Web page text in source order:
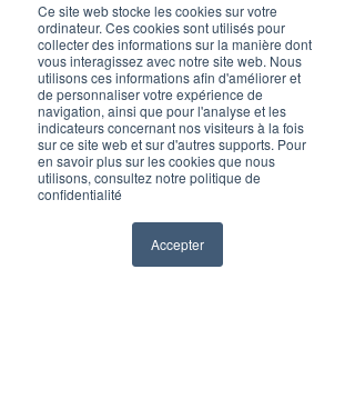
Ce site web stocke les cookies sur votre
ordinateur. Ces cookies sont utilisés pour
collecter des informations sur la manière dont
vous interagissez avec notre site web. Nous
utilisons ces informations afin d'améliorer et
de personnaliser votre expérience de
navigation, ainsi que pour l'analyse et les
indicateurs concernant nos visiteurs à la fois
sur ce site web et sur d'autres supports. Pour
en savoir plus sur les cookies que nous
utilisons, consultez notre politique de
confidentialité
Accepter